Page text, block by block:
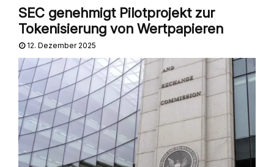
SEC genehmigt Pilotprojekt zur
Tokenisierung von Wertpapieren
12. Dezember 2025